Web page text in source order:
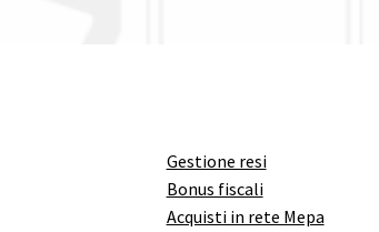
Gestione resi
Bonus fiscali
Acquisti in rete Mepa